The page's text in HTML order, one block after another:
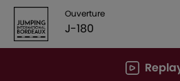
Ouverture
J-180